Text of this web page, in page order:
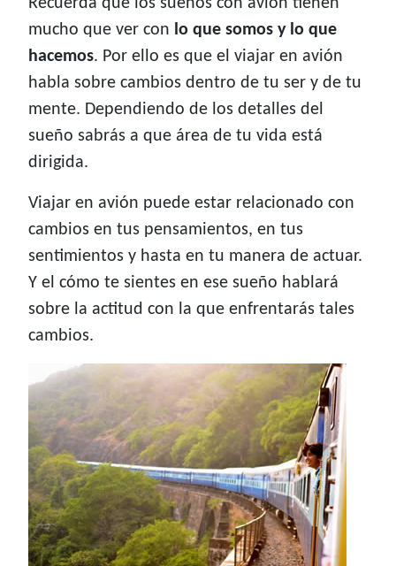
Recuerda que los sueños con avión tienen
mucho que ver con lo que somos y lo que
hacemos. Por ello es que el viajar en avión
habla sobre cambios dentro de tu ser y de tu
mente. Dependiendo de los detalles del
sueño sabrás a que área de tu vida está
dirigida.
Viajar en avión puede estar relacionado con
cambios en tus pensamientos, en tus
sentimientos y hasta en tu manera de actuar.
Y el cómo te sientes en ese sueño hablará
sobre la actitud con la que enfrentarás tales
cambios.